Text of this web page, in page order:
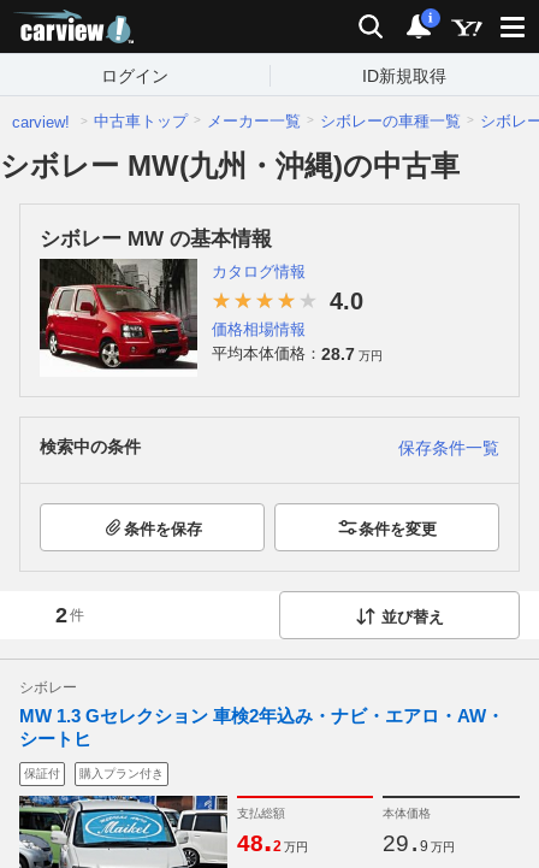
検索 通知
i
ログイン ID新規取得
carview! 中古車トップ メーカー一覧 シボレーの車種一覧 シボレ
シボレー MW(九州・沖縄)の中古車
シボレー MW の基本情報
カタログ情報
4.0
価格相場情報
平均本体価格： 28.7 万円
検索中の条件 保存条件一覧
条件を保存 条件を変更
2件 並び替え
シボレー
MW 1.3 Gセレクション 車検2年込み・ナビ・エアロ・AW・
シートヒ
保証付 購入プラン付き
支払総額
48.2 万円
本体価格
29. 9 万円